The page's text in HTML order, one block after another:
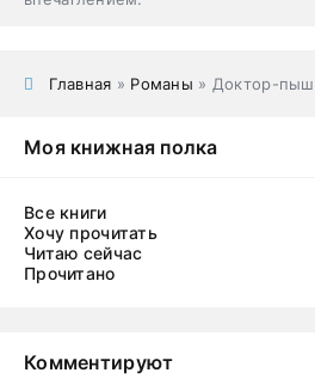
Главная » Романы » Доктор-
Моя книжная полка
Все книги
Хочу прочитать
Читаю сейчас
Прочитано
Комментируют